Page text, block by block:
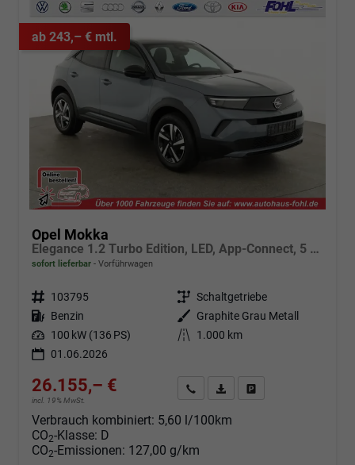
ab 243,– € mtl.
Opel Mokka
Elegance 1.2 Turbo Edition, LED, App-Connect, 5 J.-Garantie
sofort lieferbar Vorführwagen
Fahrzeugnr. 103795 Getriebe Schaltgetriebe
Kraftstoff Benzin Außenfarbe
Graphite Grau Metall
Leistung 100 kW (136 PS) Kilometerstand
1.000 km
01.06.2026
26.155,– €
incl. 19% MwSt.
Angebot anfordern
Fahrzeugexpose (PDF)
Verbrauch kombiniert: 5,60 l/100km
CO2-Klasse: D
CO2-Emissionen: 127,00 g/km